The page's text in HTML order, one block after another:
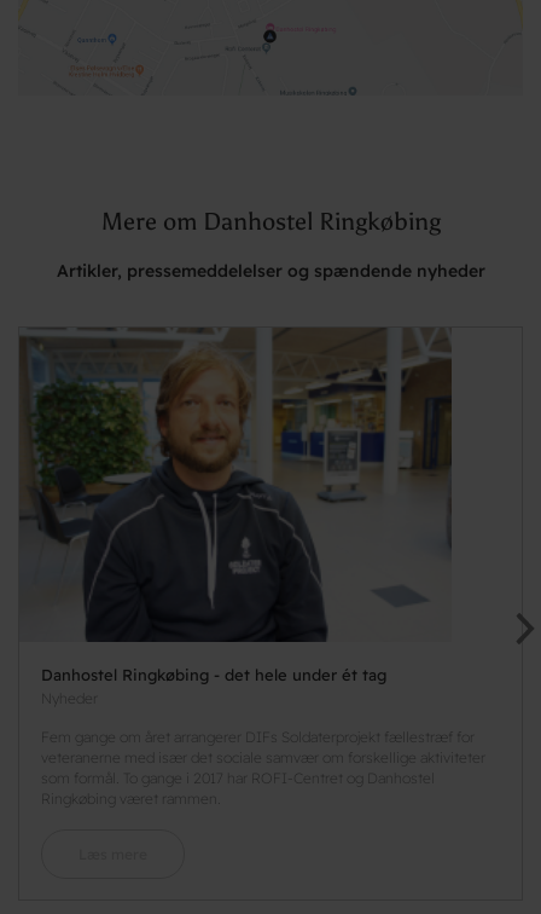
Mere om Danhostel Ringkøbing
Artikler, pressemeddelelser og spændende nyheder
Danhostel Ringkøbing - det hele under ét tag
Fem gange om året arrangerer DIFs Soldaterprojekt fællestræf for
veteranerne med især det sociale samvær om forskellige aktiviteter
som formål. To gange i 2017 har ROFI-Centret og Danhostel
Ringkøbing været rammen.